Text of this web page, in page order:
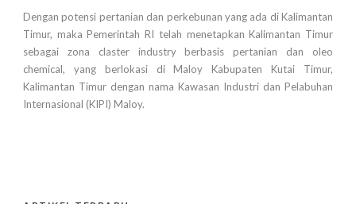
Dengan potensi pertanian dan perkebunan yang ada di Kalimantan
Timur, maka Pemerintah RI telah menetapkan Kalimantan Timur
sebagai zona claster industry berbasis pertanian dan oleo
chemical, yang berlokasi di Maloy Kabupaten Kutai Timur,
Kalimantan Timur dengan nama Kawasan Industri dan Pelabuhan
Internasional (KIPI) Maloy.